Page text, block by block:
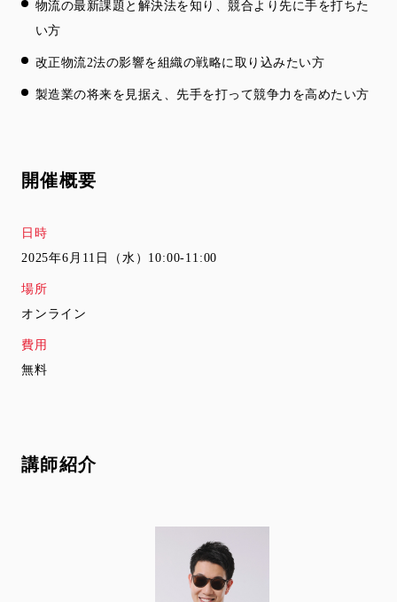
物流の最新課題と解決法を知り、競合より先に手を打ちた
い方
改正物流2法の影響を組織の戦略に取り込みたい方
製造業の将来を見据え、先手を打って競争力を高めたい方
開催概要
日時
2025年6月11日（水）10:00-11:00
場所
オンライン
費用
無料
講師紹介